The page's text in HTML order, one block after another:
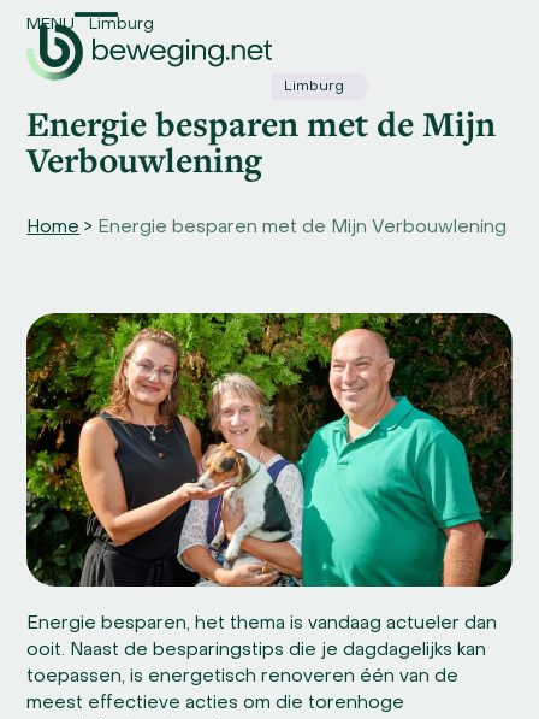
content
Limburg
MENU
Open
menu
Close
menu
Limburg
Energie besparen met de Mijn
Verbouwlening
Home > Energie besparen met de Mijn Verbouwlening
Energie besparen, het thema is vandaag actueler dan
ooit. Naast de besparingstips die je dagdagelijks kan
toepassen, is energetisch renoveren één van de
meest effectieve acties om die torenhoge